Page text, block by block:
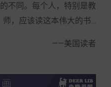
不同。每个人，特别是教
师，应该读这本伟大的书…
——美国读者